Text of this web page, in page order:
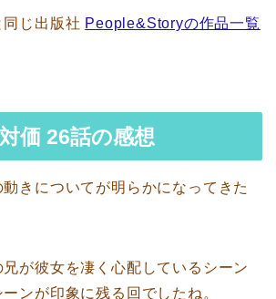
じ出版社 People&Storyの作品一覧
価 26話の感想
きについてが明らかになってきた
が彼女を凄く心配しているシーン
ンが印象に残る回でしたね。